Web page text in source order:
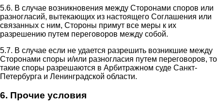
5.6. В случае возникновения между Сторонами споров или
разногласий, вытекающих из настоящего Соглашения или
связанных с ним, Стороны примут все меры к их
разрешению путем переговоров между собой.
5.7. В случае если не удается разрешить возникшие между
Сторонами споры и/или разногласия путем переговоров, то
такие споры разрешаются в Арбитражном суде Санкт-
Петербурга и Ленинградской области.
6. Прочие условия